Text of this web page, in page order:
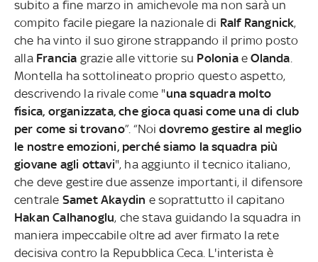
subito a fine marzo in amichevole ma non sarà un
compito facile piegare la nazionale di Ralf Rangnick,
che ha vinto il suo girone strappando il primo posto
alla Francia grazie alle vittorie su PoloniaeOlanda
Montella ha sottolineato proprio questo aspetto,
descrivendo la rivale come "una squadra molto
fisica, organizzata, che gioca quasi come una di club
per come si trovano”. “Noidovremo gestire al meglio
le nostre emozioni, perché siamo la squadra più
giovane agli ottavi", ha aggiunto il tecnico italiano,
che deve gestire due assenze importanti, il difensore
centrale Samet Akaydin e soprattutto il capitano
Hakan Calhanoglu, che stava guidando la squadra in
maniera impeccabile oltre ad aver firmato la rete
decisiva contro la Repubblica Ceca. L'interista è